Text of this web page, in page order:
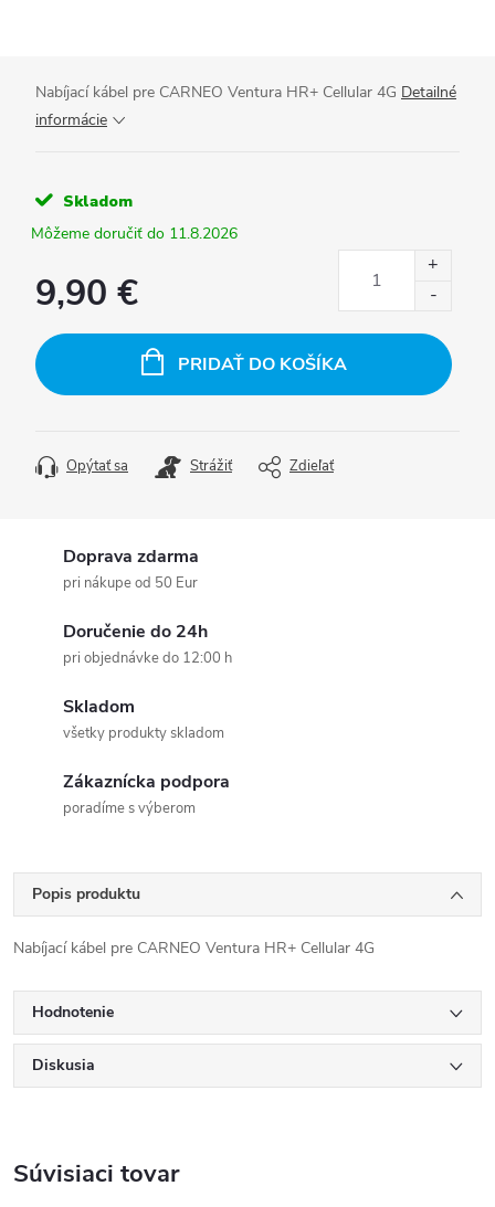
Nabíjací kábel pre CARNEO Ventura HR+ Cellular 4G Detailné
informácie
Skladom
11.8.2026
9,90 €
cena:
PRIDAŤ DO KOŠÍKA
Opýtať sa Strážiť Zdieľať
Doprava zdarma
pri nákupe od 50 Eur
Doručenie do 24h
pri objednávke do 12:00 h
Skladom
všetky produkty skladom
Zákaznícka podpora
poradíme s výberom
Popis produktu
Nabíjací kábel pre CARNEO Ventura HR+ Cellular 4G
Hodnotenie
Diskusia
Súvisiaci tovar